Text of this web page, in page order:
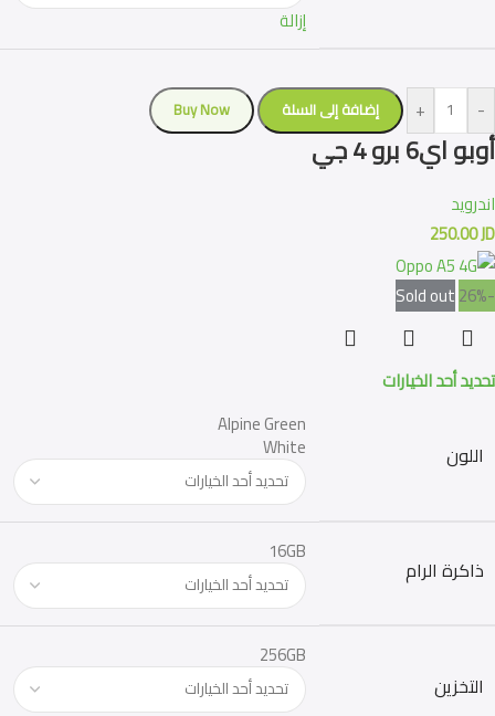
إزالة
-
+ إضافة إلى السلة Buy Now
أوبو اي6 برو 4 جي
اندرويد
250.00JD
-26%
Sold out
تحديد أحد الخيارات
اللون
Alpine Green
White
ذاكرة الرام
16GB
التخزين
256GB